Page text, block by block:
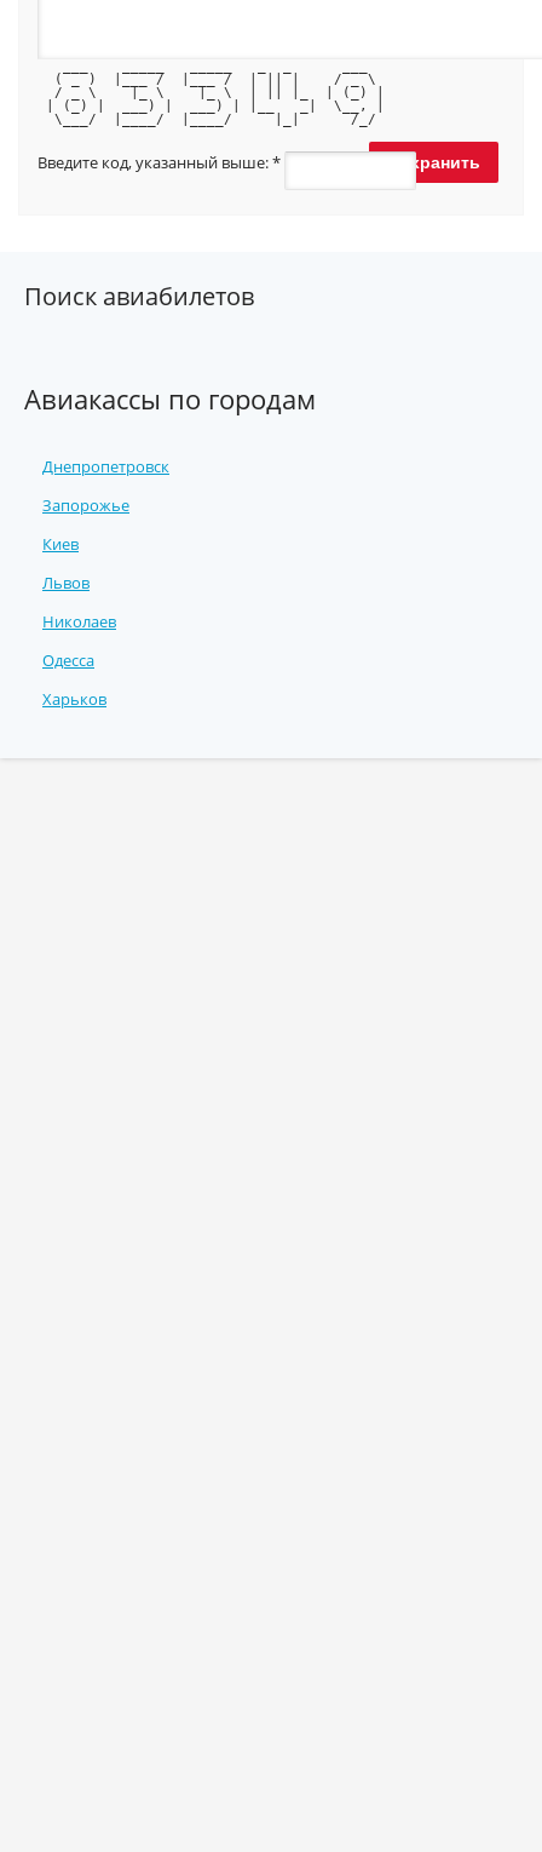
  ( _ )  |___ /  |___ /  | || |    / _ \
  / _ \    |_ \    |_ \  | || |_  | (_) |
| (_) |  ___) |  ___) | |__   _|  \__, |
  \___/  |____/  |____/     |_|      /_/
Введите код, указанный выше:*
Поиск авиабилетов
Авиакассы по городам
Днепропетровск
Запорожье
Киев
Львов
Николаев
Одесса
Харьков